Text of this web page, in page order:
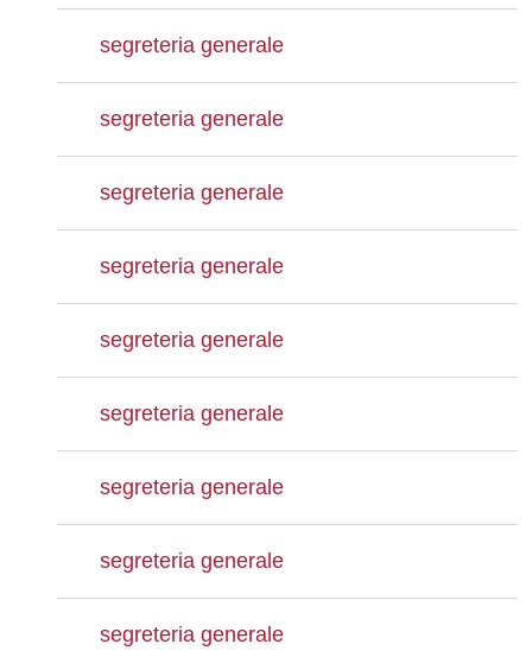
segreteria generale
segreteria generale
segreteria generale
segreteria generale
segreteria generale
segreteria generale
segreteria generale
segreteria generale
segreteria generale